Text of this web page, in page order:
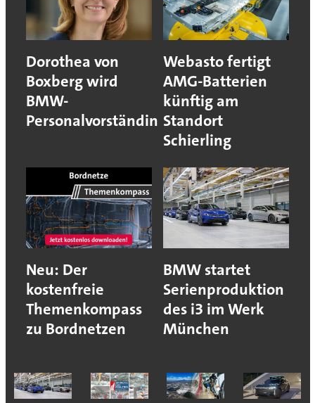
Dorothea von
Boxberg wird
BMW-
Personalvorständin
Webasto fertigt
AMG-Batterien
künftig am
Standort
Schierling
Neu: Der
kostenfreie
Themenkompass
zu Bordnetzen
BMW startet
Serienproduktion
des i3 im Werk
München